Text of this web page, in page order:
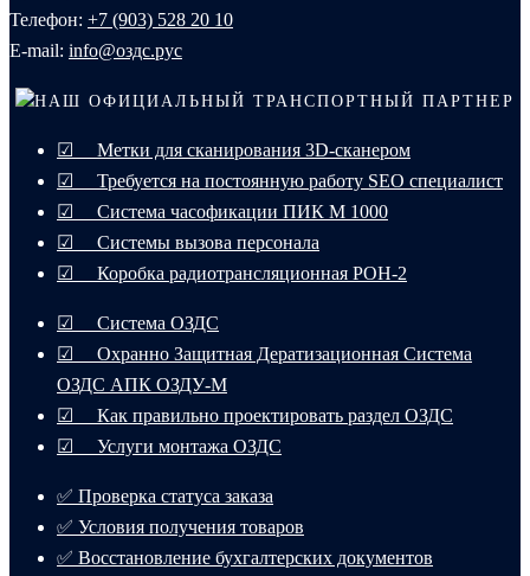
Телефон: +7 (903) 528 20 10‬
E-mail: info@оздс.рус
НАШ ОФИЦИАЛЬНЫЙ ТРАНСПОРТНЫЙ ПАРТНЕР
☑ Метки для сканирования 3D-сканером
☑ Требуется на постоянную работу SEO специалист
☑ Система часофикации ПИК М 1000
☑ Системы вызова персонала
☑ Коробка радиотрансляционная РОН-2
☑ Система ОЗДС
☑ Охранно Защитная Дератизационная Система
ОЗДС АПК ОЗДУ-М
☑ Как правильно проектировать раздел ОЗДС
☑ Услуги монтажа ОЗДС
✅ Проверка статуса заказа
✅ Условия получения товаров
✅ Восстановление бухгалтерских документов